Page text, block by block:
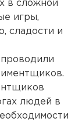
в сложной
игры,
сладости и
людей в